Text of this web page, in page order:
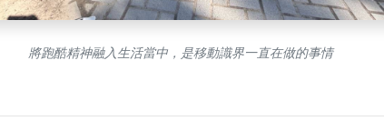
將跑酷精神融入生活當中，是移動識界一直在做的事情